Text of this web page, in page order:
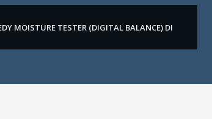
MOISTURE TESTER (DIGITAL BALANCE) DI